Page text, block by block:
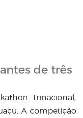
de três
Trinacional,
A competição